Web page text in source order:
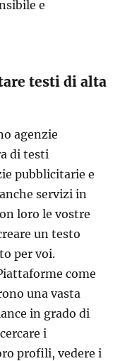
e
testi di alta
agenzie
di testi
pubblicitarie e
servizi in
loro le vostre
un testo
per voi.
come
una vasta
in grado di
i
profili, vedere i